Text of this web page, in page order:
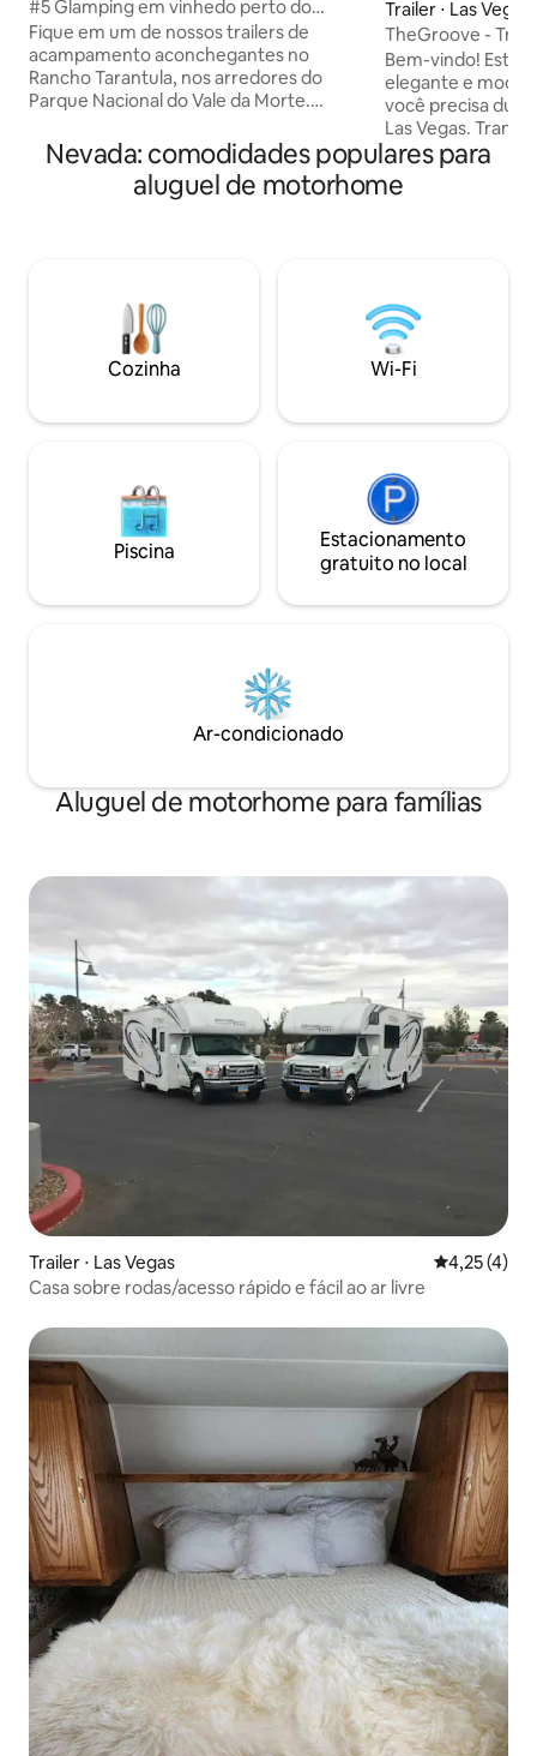
#5 Glamping em vinhedo perto do
Parque Nacional do Vale da Morte
Fique em um de nossos trailers de
acampamento aconchegantes no
Rancho Tarantula, nos arredores do
Parque Nacional do Vale da Morte.
sol, pores do sol e céus estrelados com
vista para o nosso pequeno vinhedo.
Cada acampamento possui uma cama
compartilhadas incluem banheiros de
compostagem, casa de banho com
banheiros e chuveiro, uma cozinha ao ar
livre, lareiras e um edifício comunitário
tranquila no deserto enquanto explora
Trailer ⋅ Las Vegas
TheGroove -
queen size +
Bem-vindo! Esta
elegante e
você precisa
Las Vegas.
proporcionará o
que você
dia na cidade. Estar localizado no centro
Há também uma
centers a uma
incluindo
departamento e
Nevada: comodidades populares para
aluguel de motorhome
Cozinha Wi-Fi
Piscina
Estacionamento
gratuito no local
Ar-condicionado
Aluguel de motorhome para famílias
Trailer ⋅ Las Vegas 4,25 de
4,25 (4)
Casa sobre rodas/acesso rápido e fácil ao ar livre